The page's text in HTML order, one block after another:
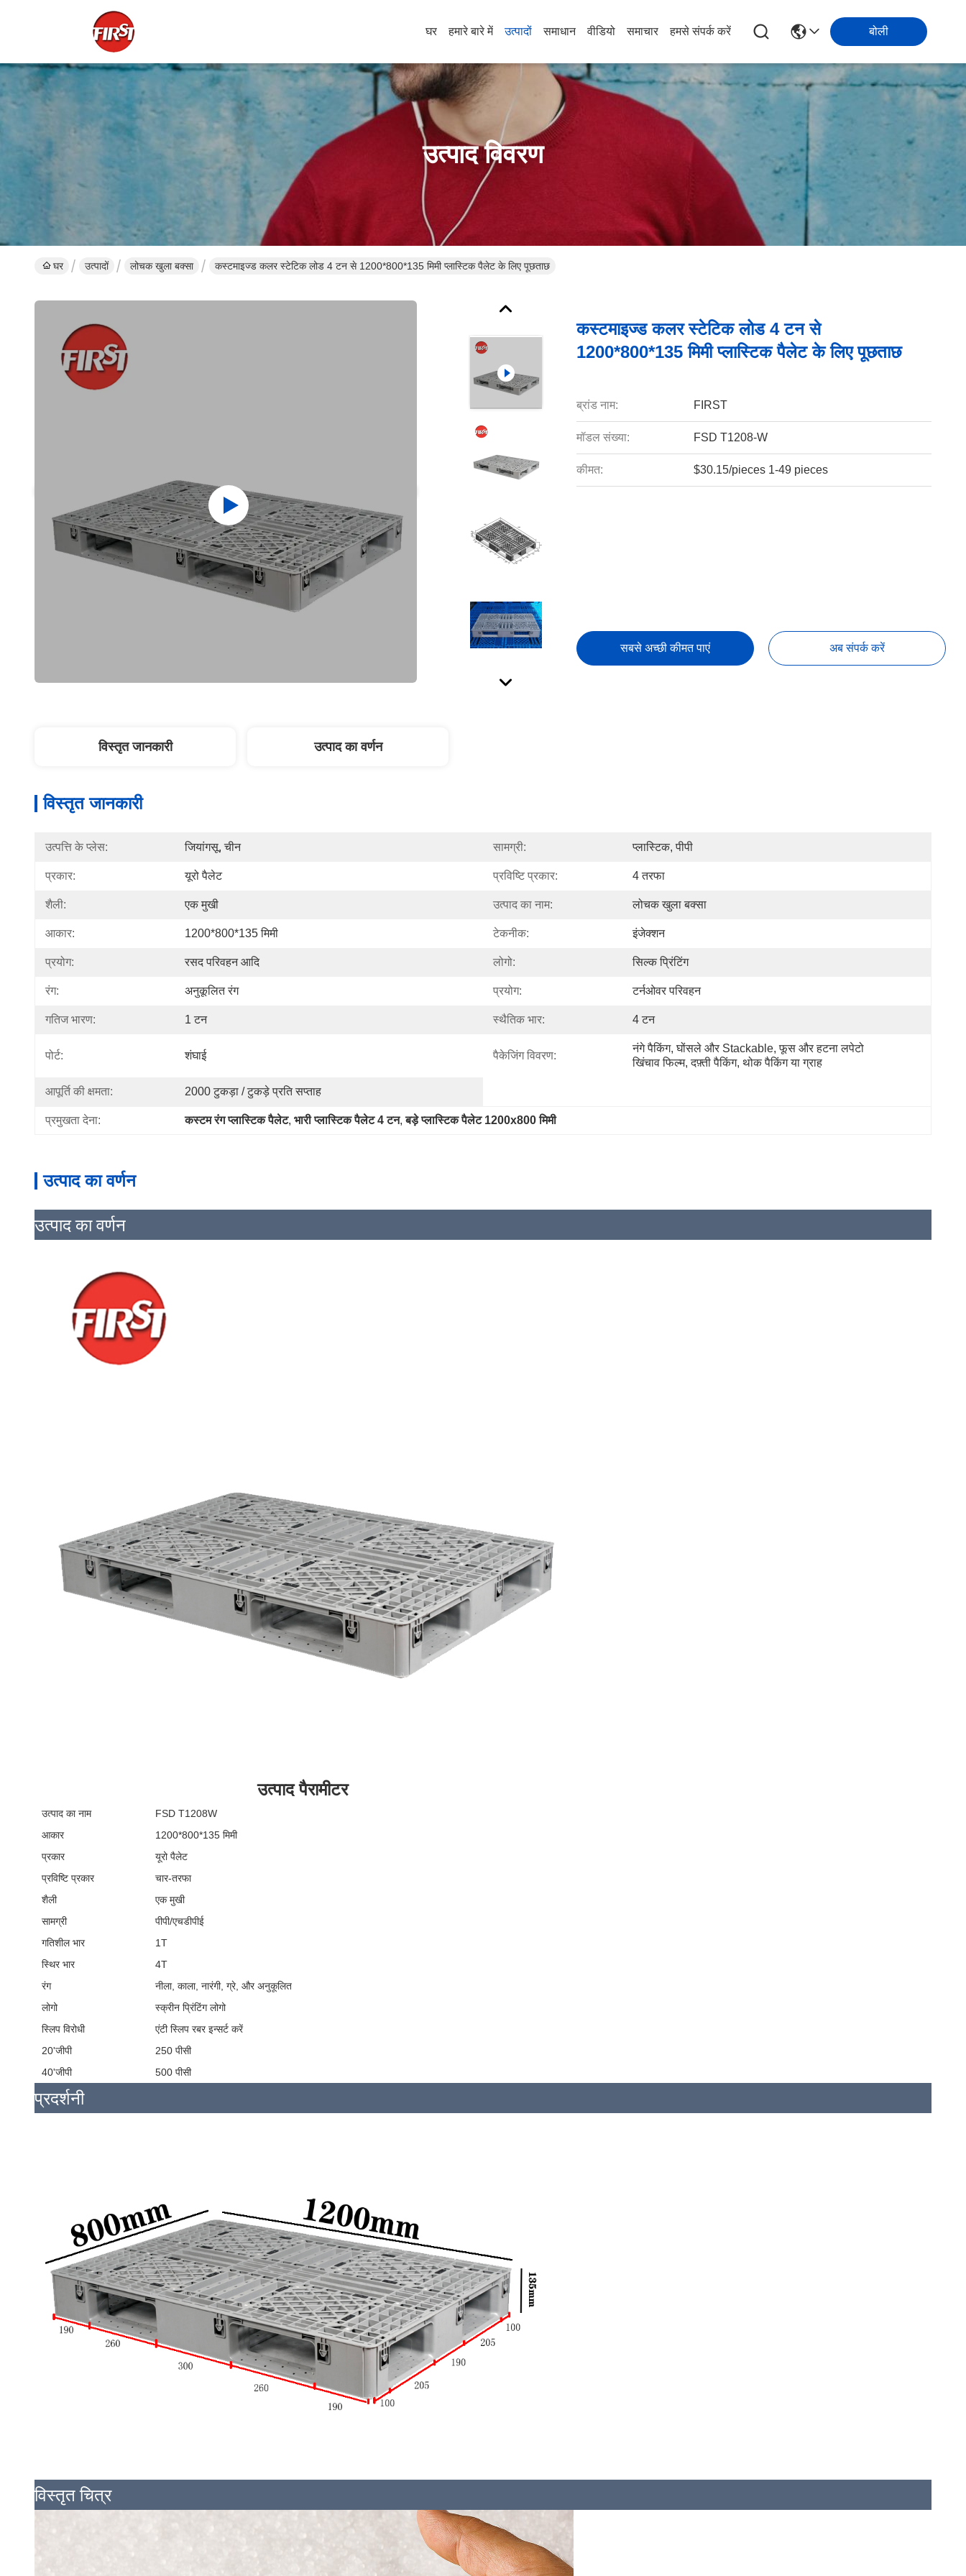
घर हमारे बारे में उत्पादों समाधान वीडियो समाचार हमसे संपर्क करें बोली
उत्पाद विवरण
घर उत्पादों लोचक खुला बक्सा कस्टमाइज्ड कलर स्टेटिक लोड 4 टन से 1200*800*135 मिमी प्लास्टिक पैलेट के लिए पूछताछ
कस्टमाइज्ड कलर स्टेटिक लोड 4 टन से
1200*800*135 मिमी प्लास्टिक पैलेट के लिए पूछताछ
ब्रांड नाम: FIRST
मॉडल संख्या: FSD T1208-W
कीमत: $30.15/pieces 1-49 pieces
सबसे अच्छी कीमत पाएं अब संपर्क करें
विस्तृत जानकारी उत्पाद का वर्णन
विस्तृत जानकारी
उत्पत्ति के प्लेस: जियांगसू, चीन सामग्री: प्लास्टिक, पीपी
प्रकार: यूरो पैलेट प्रविष्टि प्रकार: 4 तरफा
शैली: एक मुखी उत्पाद का नाम: लोचक खुला बक्सा
आकार: 1200*800*135 मिमी टेकनीक: इंजेक्शन
प्रयोग: रसद परिवहन आदि लोगो: सिल्क प्रिंटिंग
रंग: अनुकूलित रंग प्रयोग: टर्नओवर परिवहन
गतिज भारण: 1 टन स्थैतिक भार: 4 टन
पोर्ट: शंघाई पैकेजिंग विवरण:
नंगे पैकिंग, घोंसले और Stackable, फूस और हटना लपेटो
खिंचाव फिल्म, दफ़्ती पैकिंग, थोक पैकिंग या ग्राह
आपूर्ति की क्षमता: 2000 टुकड़ा / टुकड़े प्रति सप्ताह
प्रमुखता देना: कस्टम रंग प्लास्टिक पैलेट, भारी प्लास्टिक पैलेट 4 टन, बड़े प्लास्टिक पैलेट 1200x800 मिमी
उत्पाद का वर्णन
उत्पाद का वर्णन
उत्पाद पैरामीटर
उत्पाद का नाम
FSD T1208W
आकार
1200*800*135 मिमी
प्रकार
यूरो पैलेट
प्रविष्टि प्रकार
चार-तरफा
शैली
एक मुखी
सामग्री
पीपी/एचडीपीई
गतिशील भार
1T
स्थिर भार
4T
रंग
नीला, काला, नारंगी, ग्रे, और अनुकूलित
लोगो
स्क्रीन प्रिंटिंग लोगो
स्लिप विरोधी
एंटी स्लिप रबर इन्सर्ट करें
20'जीपी
250 पीसी
40'जीपी
500 पीसी
प्रदर्शनी
विस्तृत चित्र